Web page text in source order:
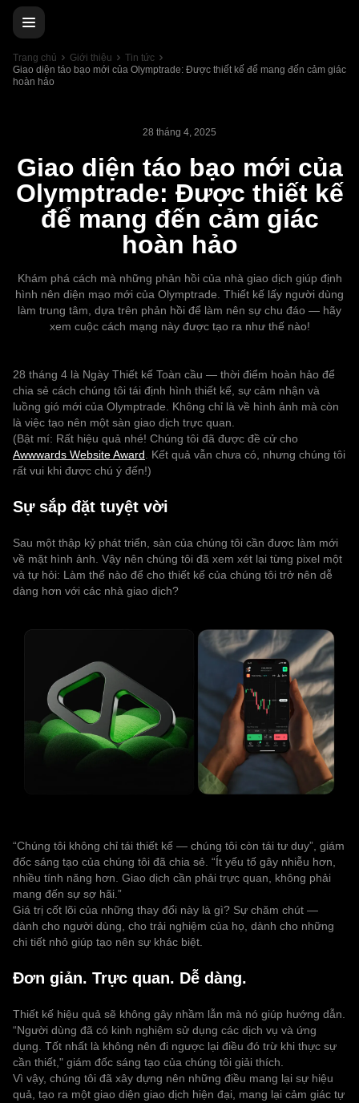
Trang chủ Giới thiệu
Tin tức
Giao diện táo bạo mới của Olymptrade: Được thiết kế để mang đến cảm giác
hoàn hảo
28 tháng 4, 2025
Giao diện táo bạo mới của
Olymptrade: Được thiết kế
để mang đến cảm giác
hoàn hảo
Khám phá cách mà những phản hồi của nhà giao dịch giúp định
hình nên diện mạo mới của Olymptrade. Thiết kế lấy người dùng
làm trung tâm, dựa trên phản hồi để làm nên sự chu đáo — hãy
xem cuộc cách mạng này được tạo ra như thế nào!
28 tháng 4 là Ngày Thiết kế Toàn cầu — thời điểm hoàn hảo để
chia sẻ cách chúng tôi tái định hình thiết kế, sự cảm nhận và
luồng gió mới của Olymptrade. Không chỉ là về hình ảnh mà còn
là việc tạo nên một sàn giao dịch trực quan.
(Bật mí: Rất hiệu quả nhé! Chúng tôi đã được đề cử cho
Awwwards Website Award . Kết quả vẫn chưa có, nhưng chúng tôi
rất vui khi được chú ý đến!)
Sự sắp đặt tuyệt vời
Sau một thập kỷ phát triển, sàn của chúng tôi cần được làm mới
về mặt hình ảnh. Vậy nên chúng tôi đã xem xét lại từng pixel một
và tự hỏi: Làm thế nào để cho thiết kế của chúng tôi trở nên dễ
dàng hơn với các nhà giao dịch?
“Chúng tôi không chỉ tái thiết kế — chúng tôi còn tái tư duy”, giám
đốc sáng tạo của chúng tôi đã chia sẻ. “Ít yếu tố gây nhiễu hơn,
nhiều tính năng hơn. Giao dịch cần phải trực quan, không phải
mang đến sự sợ hãi.”
Giá trị cốt lõi của những thay đổi này là gì? Sự chăm chút —
dành cho người dùng, cho trải nghiệm của họ, dành cho những
chi tiết nhỏ giúp tạo nên sự khác biệt.
Đơn giản. Trực quan. Dễ dàng.
Thiết kế hiệu quả sẽ không gây nhầm lẫn mà nó giúp hướng dẫn.
“Người dùng đã có kinh nghiệm sử dụng các dịch vụ và ứng
dụng. Tốt nhất là không nên đi ngược lại điều đó trừ khi thực sự
cần thiết," giám đốc sáng tạo của chúng tôi giải thích.
Vì vậy, chúng tôi đã xây dựng nên những điều mang lại sự hiệu
quả, tạo ra một giao diện giao dịch hiện đại, mang lại cảm giác tự